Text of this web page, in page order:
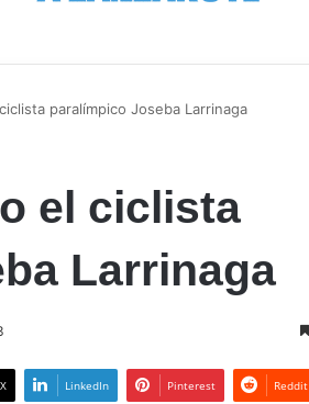
paralímpico Joseba Larrinaga
el ciclista
Larrinaga
X LinkedIn Pinterest Reddit